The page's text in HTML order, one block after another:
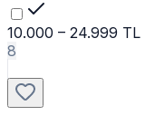
10.000 – 24.999 TL
8